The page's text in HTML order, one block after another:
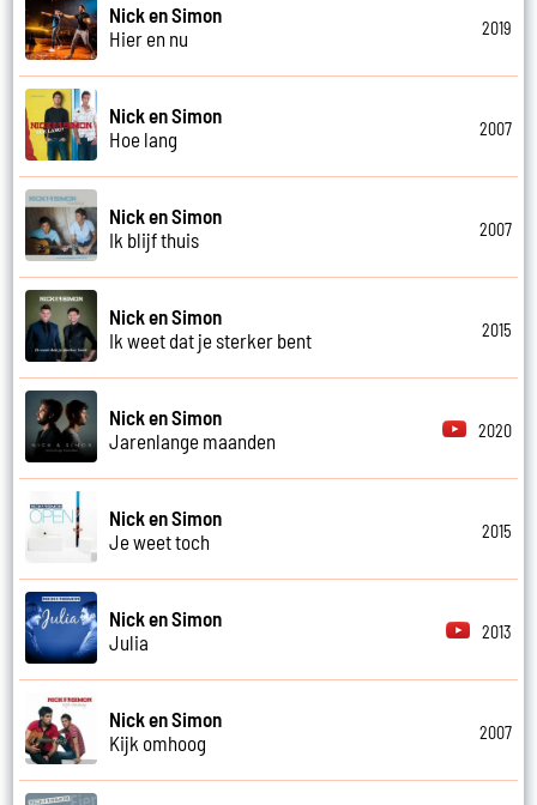
Nick en Simon
Hier en nu
2019
Nick en Simon
Hoe lang
2007
Nick en Simon
Ik blijf thuis
2007
Nick en Simon
Ik weet dat je sterker bent
2015
Nick en Simon
Jarenlange maanden
2020
Nick en Simon
Je weet toch
2015
Nick en Simon
Julia
2013
Nick en Simon
Kijk omhoog
2007